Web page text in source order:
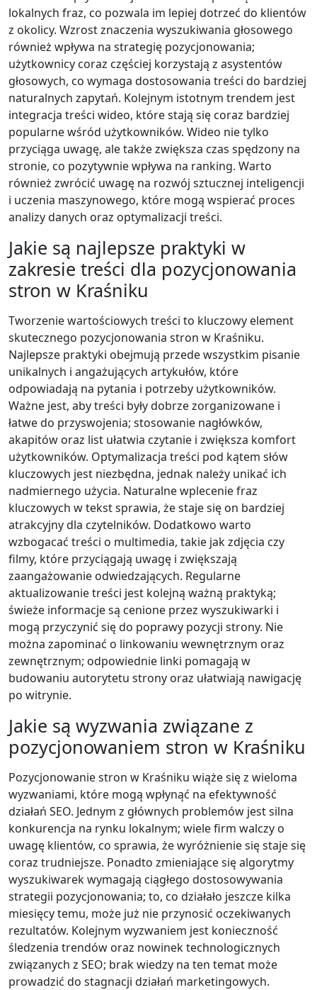
lokalnych fraz, co pozwala im lepiej dotrzeć do klientów
z okolicy. Wzrost znaczenia wyszukiwania głosowego
również wpływa na strategię pozycjonowania;
użytkownicy coraz częściej korzystają z asystentów
głosowych, co wymaga dostosowania treści do bardziej
naturalnych zapytań. Kolejnym istotnym trendem jest
integracja treści wideo, które stają się coraz bardziej
popularne wśród użytkowników. Wideo nie tylko
przyciąga uwagę, ale także zwiększa czas spędzony na
stronie, co pozytywnie wpływa na ranking. Warto
również zwrócić uwagę na rozwój sztucznej inteligencji
i uczenia maszynowego, które mogą wspierać proces
analizy danych oraz optymalizacji treści.
Jakie są najlepsze praktyki w
zakresie treści dla pozycjonowania
stron w Kraśniku
Tworzenie wartościowych treści to kluczowy element
skutecznego pozycjonowania stron w Kraśniku.
Najlepsze praktyki obejmują przede wszystkim pisanie
unikalnych i angażujących artykułów, które
odpowiadają na pytania i potrzeby użytkowników.
Ważne jest, aby treści były dobrze zorganizowane i
łatwe do przyswojenia; stosowanie nagłówków,
akapitów oraz list ułatwia czytanie i zwiększa komfort
użytkowników. Optymalizacja treści pod kątem słów
kluczowych jest niezbędna, jednak należy unikać ich
nadmiernego użycia. Naturalne wplecenie fraz
kluczowych w tekst sprawia, że staje się on bardziej
atrakcyjny dla czytelników. Dodatkowo warto
wzbogacać treści o multimedia, takie jak zdjęcia czy
filmy, które przyciągają uwagę i zwiększają
zaangażowanie odwiedzających. Regularne
aktualizowanie treści jest kolejną ważną praktyką;
świeże informacje są cenione przez wyszukiwarki i
mogą przyczynić się do poprawy pozycji strony. Nie
można zapominać o linkowaniu wewnętrznym oraz
zewnętrznym; odpowiednie linki pomagają w
budowaniu autorytetu strony oraz ułatwiają nawigację
po witrynie.
Jakie są wyzwania związane z
pozycjonowaniem stron w Kraśniku
Pozycjonowanie stron w Kraśniku wiąże się z wieloma
wyzwaniami, które mogą wpłynąć na efektywność
działań SEO. Jednym z głównych problemów jest silna
konkurencja na rynku lokalnym; wiele firm walczy o
uwagę klientów, co sprawia, że wyróżnienie się staje się
coraz trudniejsze. Ponadto zmieniające się algorytmy
wyszukiwarek wymagają ciągłego dostosowywania
strategii pozycjonowania; to, co działało jeszcze kilka
miesięcy temu, może już nie przynosić oczekiwanych
rezultatów. Kolejnym wyzwaniem jest konieczność
śledzenia trendów oraz nowinek technologicznych
związanych z SEO; brak wiedzy na ten temat może
prowadzić do stagnacji działań marketingowych.